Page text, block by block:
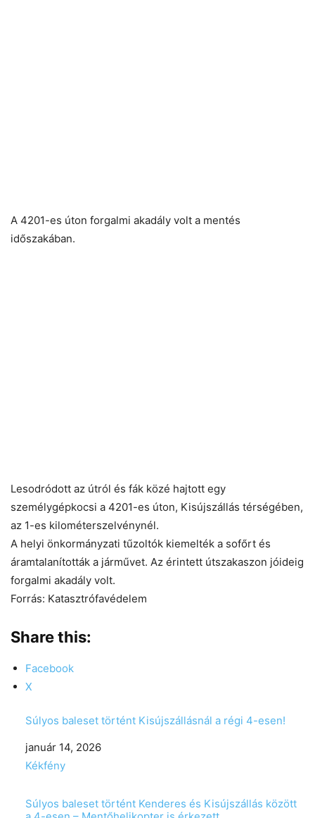
A 4201-es úton forgalmi akadály volt a mentés
időszakában.
Lesodródott az útról és fák közé hajtott egy
személygépkocsi a 4201-es úton, Kisújszállás térségében,
az 1-es kilométerszelvénynél.
A helyi önkormányzati tűzoltók kiemelték a sofőrt és
áramtalanították a járművet. Az érintett útszakaszon jóideig
forgalmi akadály volt.
Forrás: Katasztrófavédelem
Share this:
Facebook
X
Súlyos baleset történt Kisújszállásnál a régi 4-esen!
Date
január 14, 2026
In relation to
Kékfény
Súlyos baleset történt Kenderes és Kisújszállás között